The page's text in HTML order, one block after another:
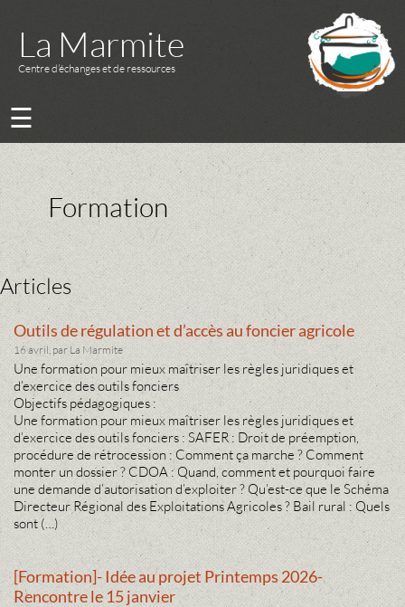
La Marmite
Centre d’échanges et de ressources
☰
Formation
Articles
Outils de régulation et d’accès au foncier agricole
16 avril, par La Marmite
Une formation pour mieux maîtriser les règles juridiques et
d’exercice des outils fonciers
Objectifs pédagogiques :
Une formation pour mieux maîtriser les règles juridiques et
d’exercice des outils fonciers : SAFER : Droit de préemption,
procédure de rétrocession : Comment ça marche ? Comment
monter un dossier ? CDOA : Quand, comment et pourquoi faire
une demande d’autorisation d’exploiter ? Qu’est-ce que le Schéma
Directeur Régional des Exploitations Agricoles ? Bail rural : Quels
sont (…)
[Formation]- Idée au projet Printemps 2026-
Rencontre le 15 janvier